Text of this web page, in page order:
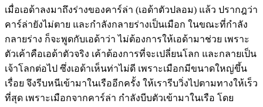
เมื่อเอด้าลงมาถึงร่างของคาร์ล่า (เอด้าตัวปลอม) แล้ว ปรากฎว่า
คาร์ล่ายังไม่ตาย และกำลังกลายร่างเป็นเมือก ในขณะที่กำลัง
กลายร่าง ก็จะพูดกับเอด้าว่า ไม่ต้องการให้เอด้ามาช่วย เพราะ
ตัวเค้าคือเอด้าตัวจริง เค้าต้องการที่จะเปลี่ยนโลก และกลายเป็น
เจ้าโลกต่อไป ซึ่งเอด้าเห็นท่าไม่ดี เพราะเมือกมีขนาดใหญ่ขึ้น
เรื่อย จึงรีบหนีเข้ามาในเรืออีกครั้ง ให้เรารีบวิ่งไปตามทางให้เร็ว
ที่สุด เพราะเมือกจากคาร์ล่า กำลังบีบตัวเข้ามาในเรือ โดย